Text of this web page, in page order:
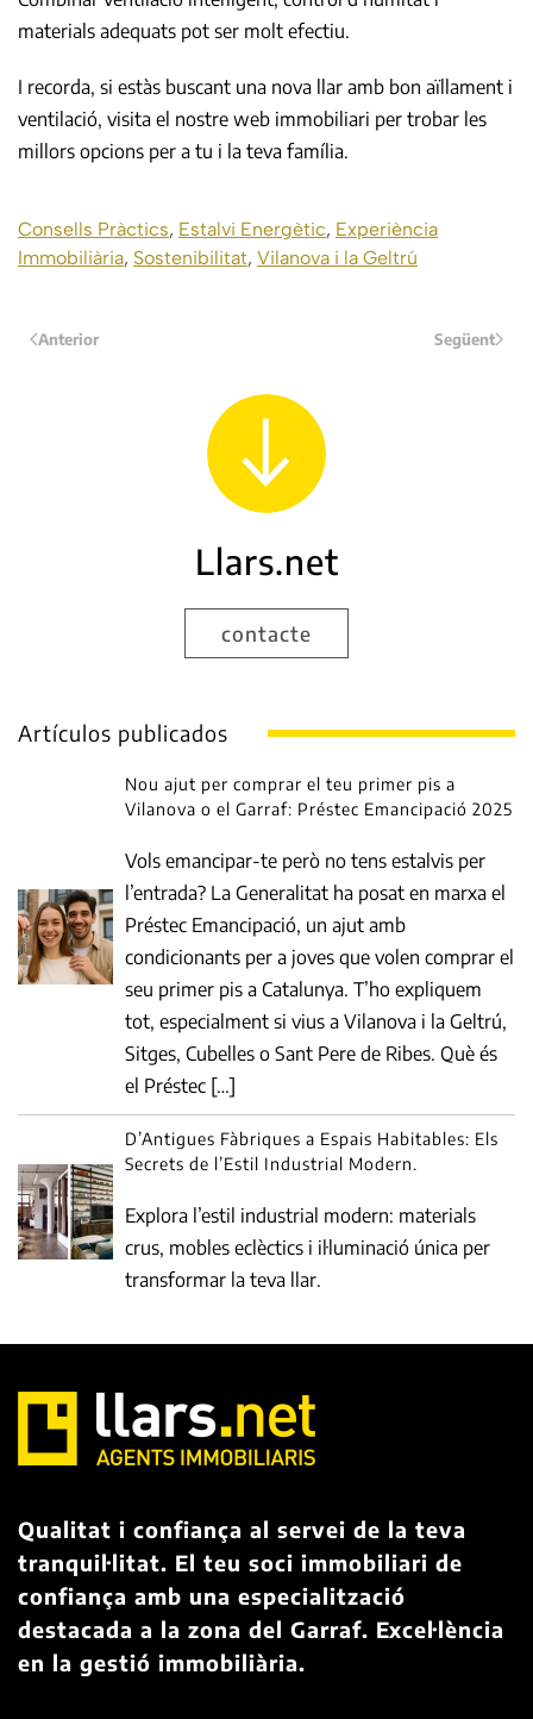
materials adequats pot ser molt efectiu.
I recorda, si estàs buscant una nova llar amb bon aïllament i
ventilació, visita el nostre web immobiliari per trobar les
millors opcions per a tu i la teva família.
Consells Pràctics, Estalvi Energètic, Experiència
Immobiliària, Sostenibilitat, Vilanova i la Geltrú
Anterior Següent
Llars.net
contacte
Artículos publicados
Nou ajut per comprar el teu primer pis a
Vilanova o el Garraf: Préstec Emancipació 2025
Vols emancipar-te però no tens estalvis per
l’entrada? La Generalitat ha posat en marxa el
Préstec Emancipació, un ajut amb
condicionants per a joves que volen comprar el
seu primer pis a Catalunya. T’ho expliquem
tot, especialment si vius a Vilanova i la Geltrú,
Sitges, Cubelles o Sant Pere de Ribes. Què és
el Préstec […]
D’Antigues Fàbriques a Espais Habitables: Els
Secrets de l’Estil Industrial Modern.
Explora l’estil industrial modern: materials
crus, mobles eclèctics i il·luminació única per
transformar la teva llar.
Qualitat i confiança al servei de la teva
tranquil·litat. El teu soci immobiliari de
confiança amb una especialització
destacada a la zona del Garraf. Excel·lència
en la gestió immobiliària.